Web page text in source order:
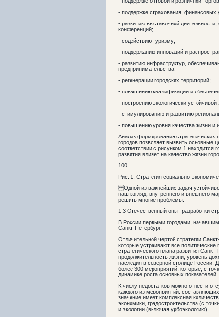
- поддержке страхования,
- развитию выставочной
конференций;
- содействию туризму;
- поддержанию инноваций и
- развитию инфраструктур,
предпринимательства;
- регенерации городских территорий;
- повышению квалификации и
- построению экологически устойчивой
- стимулированию и развитию
- повышению уровня качества жизни и
Анализ формирования стратегических
городов позволяет выявить основные
соответствии с рисунком 1 находится
развития влияет на качество жизни
100
Рис. 1. Стратегия социально-
Одной из важнейших задач
наш взгляд, внутреннего и внешнего
решить многие проблемы.
1.3 Отечественный опыт разработки
В России первыми городами,
Санкт-Петербург.
Отличительной чертой стратегии
которые устраивают все
стратегического плана развития
продолжительность жизни, уровень
наследия в северной столице России.
более 300 мероприятий, которые, с
динамике роста основных показателей.
К числу недостатков можно отнести
каждого из мероприятий,
значение имеет комплексная
экономики, градостроительства (с
и экологии (включая урбоэкологию).